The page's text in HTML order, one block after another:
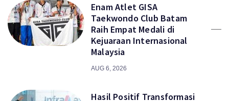
Enam Atlet GISA
Taekwondo Club Batam
Raih Empat Medali di
Kejuaraan Internasional
Malaysia
AUG 6, 2026
Hasil Positif Transformasi